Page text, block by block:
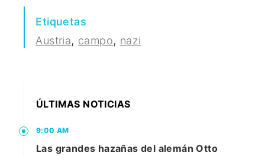
Etiquetas
Austria, campo, nazi
ÚLTIMAS NOTICIAS
9:00 AM
Las grandes hazañas del alemán Otto